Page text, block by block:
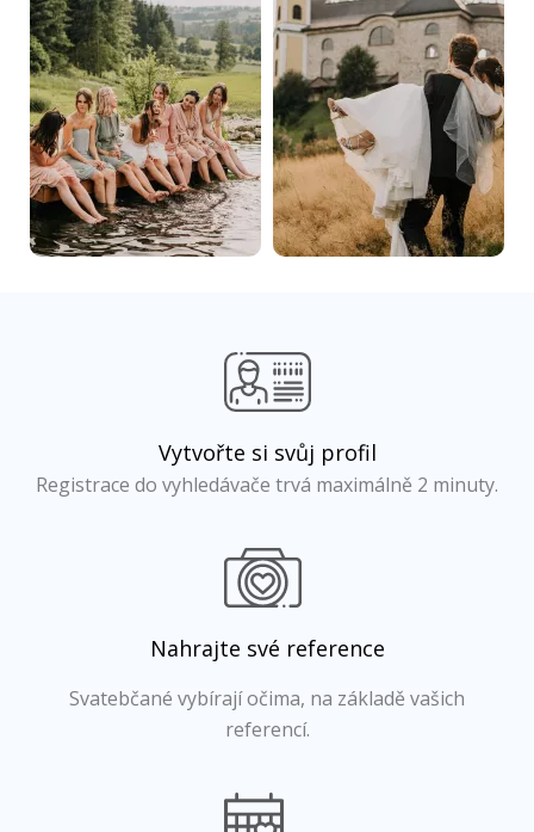
Vytvořte si svůj profil
Registrace do vyhledávače trvá maximálně 2 minuty.
Nahrajte své reference
Svatebčané vybírají očima, na základě vašich
referencí.